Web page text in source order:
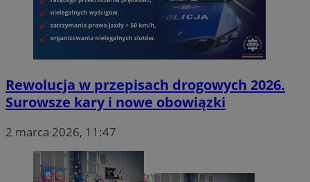
Rewolucja w przepisach drogowych 2026.
Surowsze kary i nowe obowiązki
2 marca 2026, 11:47